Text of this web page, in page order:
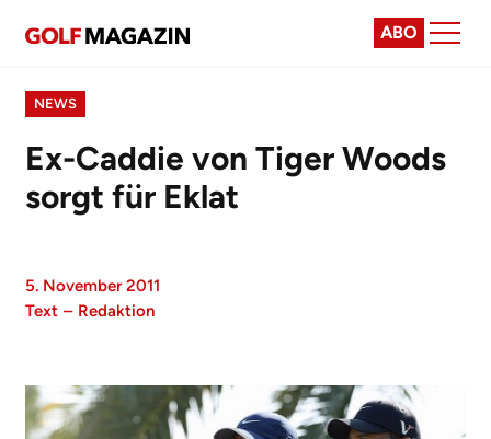
ABO
NEWS
Ex-Caddie von Tiger Woods
sorgt für Eklat
5. November 2011
Text – Redaktion